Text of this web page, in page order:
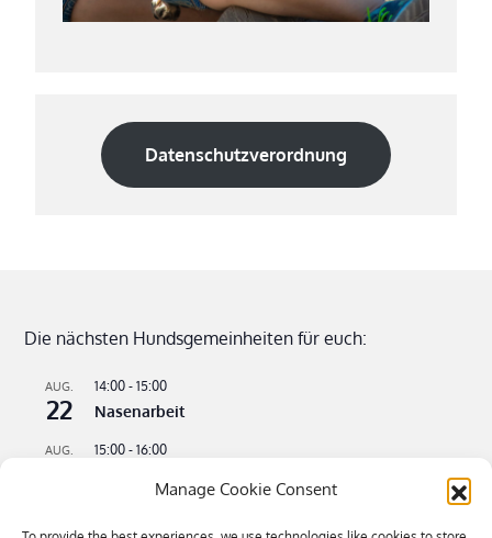
Manage Cookie Consent
Datenschutzverordnung
Die nächsten Hundsgemeinheiten für euch:
AUG.
22
14:00 -15:00
Nasenarbeit
AUG. 15:00 -16:00